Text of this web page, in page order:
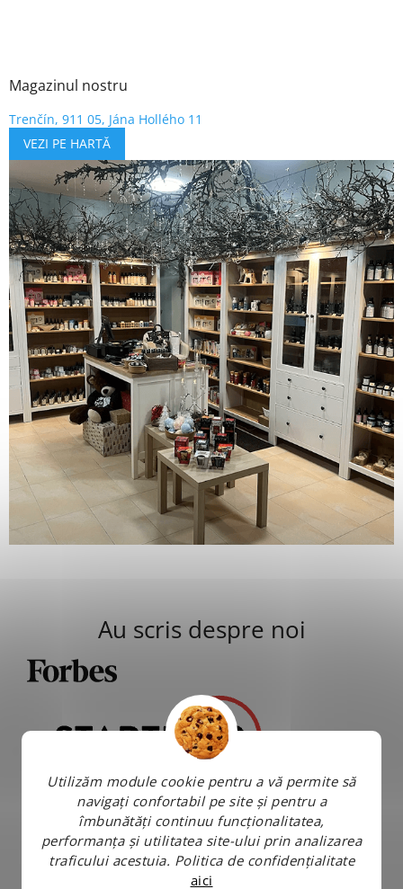
Utilizăm module cookie pentru a vă permite să
navigați confortabil pe site și pentru a
îmbunătăți continuu funcționalitatea,
performanța și utilitatea site-ului prin analizarea
traficului acestuia. Politica de confidențialitate
aici
Magazinul nostru
Trenčín, 911 05, Jána Hollého 11
VEZI PE HARTĂ
Au scris despre noi